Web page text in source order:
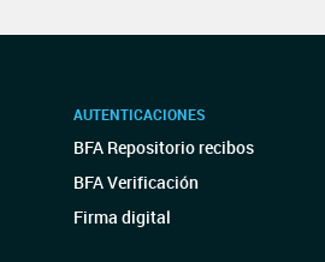
AUTENTICACIONES
BFA Repositorio recibos
BFA Verificación
Firma digital